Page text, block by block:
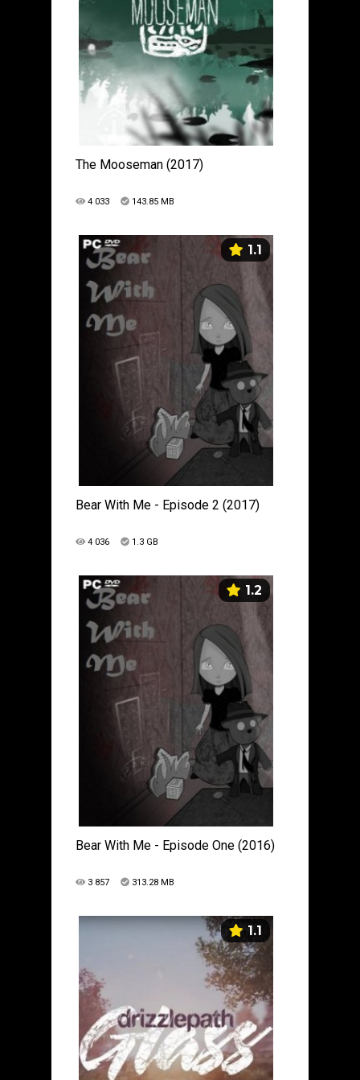
The Mooseman (2017)
4 033 143.85 MB
1.1
Bear With Me - Episode 2 (2017)
4 036 1.3 GB
1.2
Bear With Me - Episode One (2016)
3 857 313.28 MB
1.1